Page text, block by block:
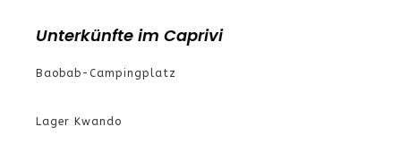
Unterkünfte im Caprivi
Baobab-Campingplatz
Lager Kwando